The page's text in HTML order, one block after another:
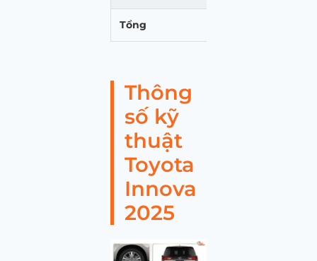
Tổng
Thông
số kỹ
thuật
Toyota
Innova
2025